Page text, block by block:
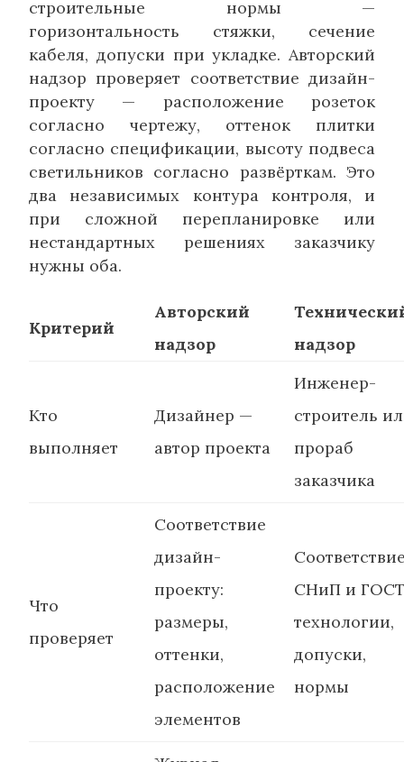
строительные нормы —
горизонтальность стяжки, сечение
кабеля, допуски при укладке. Авторский
надзор проверяет соответствие дизайн-
проекту — расположение розеток
согласно чертежу, оттенок плитки
согласно спецификации, высоту подвеса
светильников согласно развёрткам. Это
два независимых контура контроля, и
при сложной перепланировке или
нестандартных решениях заказчику
нужны оба.
Критерий
Авторский
надзор
надзор
Кто
выполняет
Дизайнер —
автор проекта
Инженер-
строитель
прораб
заказчика
Что
проверяет
Соответствие
дизайн-
проекту:
размеры,
оттенки,
расположение
элементов
СНиП и
технологии,
допуски,
нормы